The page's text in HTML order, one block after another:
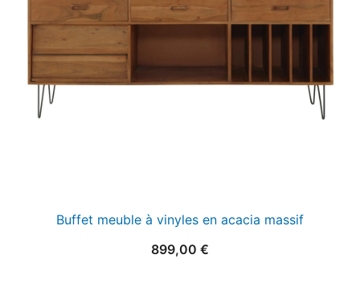
Buffet meuble à vinyles en acacia massif
899,00 €